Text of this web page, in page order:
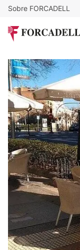
Sobre FORCADELL
Local
en